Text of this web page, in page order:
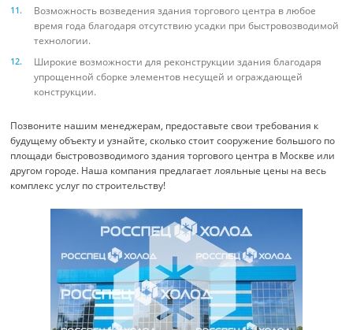
Возможность возведения здания торгового центра в любое
время года благодаря отсутствию усадки при быстровозводимой
технологии.
Широкие возможности для реконструкции здания благодаря
упрощенной сборке элементов несущей и ограждающей
конструкции.
Позвоните нашим менеджерам, предоставьте свои требования к
будущему объекту и узнайте, сколько стоит сооружение большого по
площади быстровозводимого здания торгового центра в Москве или
другом городе. Наша компания предлагает лояльные цены на весь
комплекс услуг по строительству!